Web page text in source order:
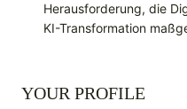
Herausforderung, die
KI-Transformation
YOUR PROFILE